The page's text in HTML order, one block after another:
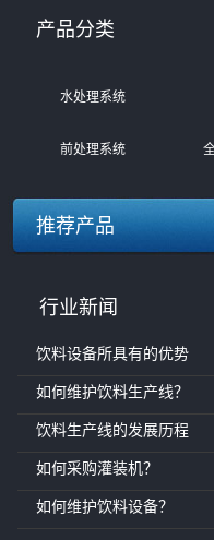
产品分类
水处理系统
前处理系统
推荐产品
行业新闻
饮料设备所具有的优势
如何维护饮料生产线？
饮料生产线的发展历程
如何采购灌装机？
如何维护饮料设备？